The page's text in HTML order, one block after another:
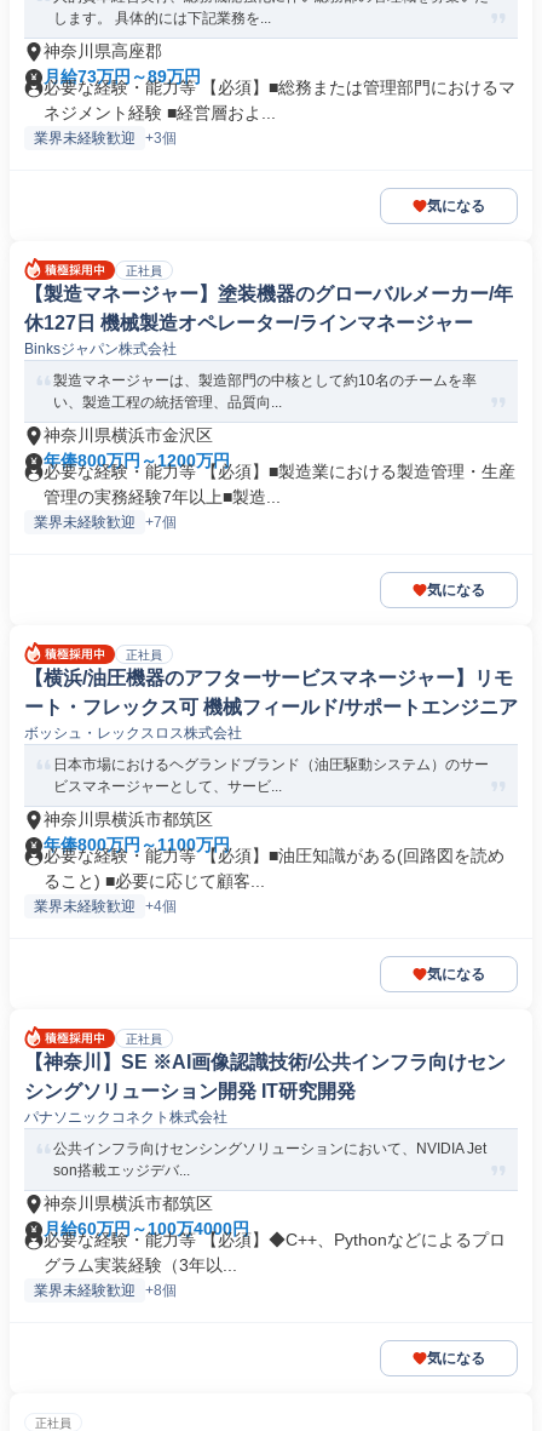
します。 具体的には下記業務を...
神奈川県高座郡
月給73万円～89万円
必要な経験・能力等 【必須】■総務または管理部門におけるマ
ネジメント経験 ■経営層およ...
業界未経験歓迎 +3個
気になる
正社員
【製造マネージャー】塗装機器のグローバルメーカー/年
休127日 機械製造オペレーター/ラインマネージャー
Binksジャパン株式会社
製造マネージャーは、製造部門の中核として約10名のチームを率
い、製造工程の統括管理、品質向...
神奈川県横浜市金沢区
年俸800万円～1200万円
必要な経験・能力等 【必須】■製造業における製造管理・生産
管理の実務経験7年以上■製造...
業界未経験歓迎 +7個
気になる
正社員
【横浜/油圧機器のアフターサービスマネージャー】リモ
ート・フレックス可 機械フィールド/サポートエンジニア
ボッシュ・レックスロス株式会社
日本市場におけるヘグランドブランド（油圧駆動システム）のサー
ビスマネージャーとして、サービ...
神奈川県横浜市都筑区
年俸800万円～1100万円
必要な経験・能力等 【必須】■油圧知識がある(回路図を読め
ること) ■必要に応じて顧客...
業界未経験歓迎 +4個
気になる
正社員
【神奈川】SE ※AI画像認識技術/公共インフラ向けセン
シングソリューション開発 IT研究開発
パナソニックコネクト株式会社
公共インフラ向けセンシングソリューションにおいて、NVIDIA Jet
son搭載エッジデバ...
神奈川県横浜市都筑区
月給60万円～100万4000円
必要な経験・能力等 【必須】◆C++、Pythonなどによるプロ
グラム実装経験（3年以...
業界未経験歓迎 +8個
気になる
正社員